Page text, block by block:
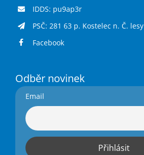
IDDS: pu9ap3r
PSČ: 281 63 p. Kostelec n. Č. lesy
Facebook
Odběr novinek
Email